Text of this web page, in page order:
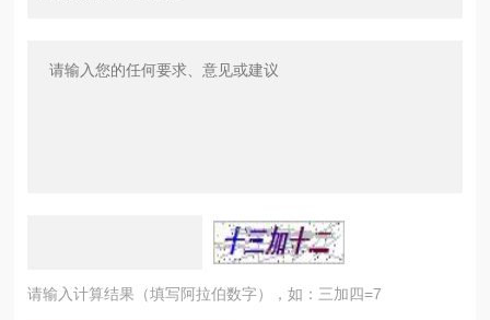
请输入计算结果（填写阿拉伯数字），如：三加四=7